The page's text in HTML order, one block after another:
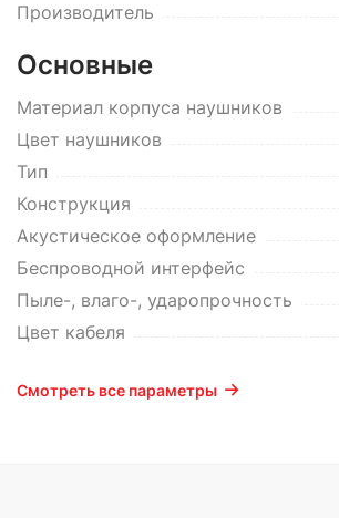
Производитель
Основные
Материал корпуса наушников
Цвет наушников
Тип
Конструкция
Акустическое оформление
Беспроводной интерфейс
Пыле-, влаго-, ударопрочность
Цвет кабеля
Смотреть все параметры